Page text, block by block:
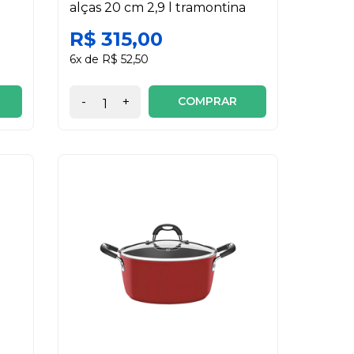
alças 20 cm 2,9 l tramontina
R$ 315,00
6x de R$ 52,50
- + COMPRAR